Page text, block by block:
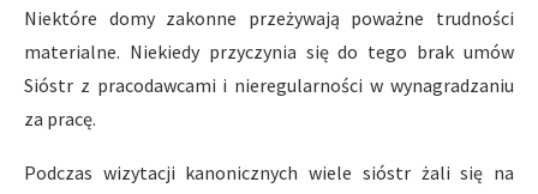
Niektóre domy zakonne przeżywają poważne trudności
materialne. Niekiedy przyczynia się do tego brak umów
Sióstr z pracodaw­cami i nieregularności w wynagradzaniu
za pracę.
Podczas wizytacji kanonicznych wiele sióstr żali się na